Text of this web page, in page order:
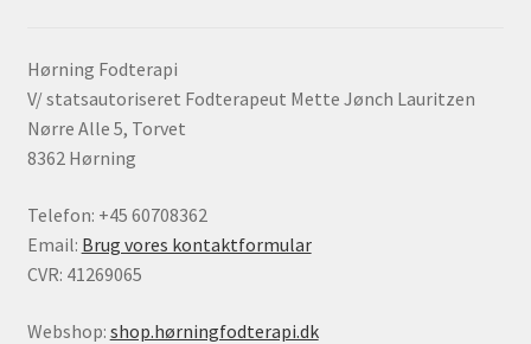
Hørning Fodterapi
V/ statsautoriseret Fodterapeut Mette Jønch Lauritzen
Nørre Alle 5, Torvet
8362 Hørning
Telefon: +45 60708362
Email: Brug vores kontaktformular
CVR: 41269065
Webshop: shop.hørningfodterapi.dk